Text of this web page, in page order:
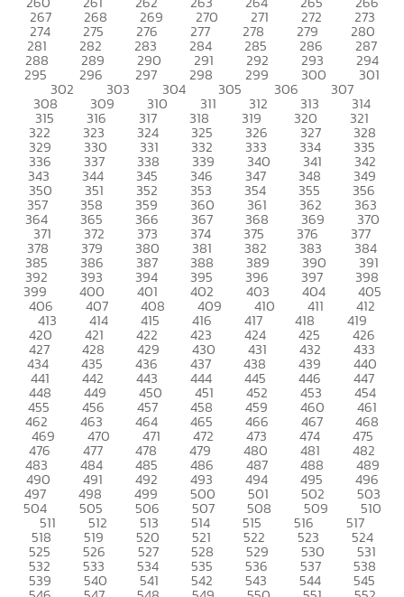
267 268 269 270 271 272 273
274 275 276 277 278 279 280
281 282 283 284 285 286 287
288 289 290 291 292 293 294
295 296 297 298 299 300 301
302 303 304 305 306 307
308 309 310 311 312 313 314
315 316 317 318 319 320 321
322 323 324 325 326 327 328
329 330 331 332 333 334 335
336 337 338 339 340 341 342
343 344 345 346 347 348 349
350 351 352 353 354 355 356
357 358 359 360 361 362 363
364 365 366 367 368 369 370
371 372 373 374 375 376 377
378 379 380 381 382 383 384
385 386 387 388 389 390 391
392 393 394 395 396 397 398
399 400 401 402 403 404 405
406 407 408 409 410 411 412
413 414 415 416 417 418 419
420 421 422 423 424 425 426
427 428 429 430 431 432 433
434 435 436 437 438 439 440
441 442 443 444 445 446 447
448 449 450 451 452 453 454
455 456 457 458 459 460 461
462 463 464 465 466 467 468
469 470 471 472 473 474 475
476 477 478 479 480 481 482
483 484 485 486 487 488 489
490 491 492 493 494 495 496
497 498 499 500 501 502 503
504 505 506 507 508 509 510
511 512 513 514 515 516 517
518 519 520 521 522 523 524
525 526 527 528 529 530 531
532 533 534 535 536 537 538
539 540 541 542 543 544 545